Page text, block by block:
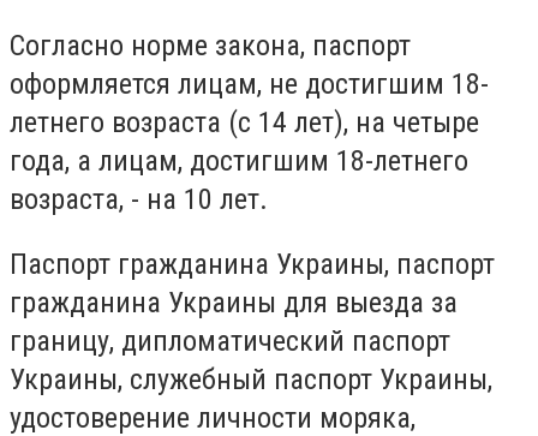
Согласно норме закона, паспорт
оформляется лицам, не достигшим 18-
летнего возраста (с 14 лет), на четыре
года, а лицам, достигшим 18-летнего
возраста, - на 10 лет.
Паспорт гражданина Украины, паспорт
гражданина Украины для выезда за
границу, дипломатический паспорт
Украины, служебный паспорт Украины,
удостоверение личности моряка,